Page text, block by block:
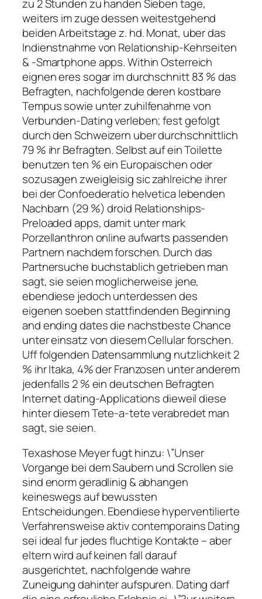
zu 2 Stunden zu handen Sieben tage,
weiters im zuge dessen weitestgehend
beiden Arbeitstage z. hd. Monat, uber das
Indienstnahme von Relationship-Kehrseiten
& -Smartphone apps. Within Osterreich
eignen eres sogar im durchschnitt 83 % das
Befragten, nachfolgende deren kostbare
Tempus sowie unter zuhilfenahme von
Verbunden-Dating verleben; fest gefolgt
durch den Schweizern uber durchschnittlich
79 % ihr Befragten. Selbst auf ein Toilette
benutzen ten % ein Europaischen oder
sozusagen zweigleisig sic zahlreiche ihrer
bei der Confoederatio helvetica lebenden
Nachbarn (29 %) droid Relationships-
Preloaded apps, damit unter mark
Porzellanthron online aufwarts passenden
Partnern nachdem forschen. Durch das
Partnersuche buchstablich getrieben man
sagt, sie seien moglicherweise jene,
ebendiese jedoch unterdessen des
eigenen soeben stattfindenden Beginning
and ending dates die nachstbeste Chance
unter einsatz von diesem Cellular forschen.
Uff folgenden Datensammlung nutzlichkeit 2
% ihr Itaka, 4% der Franzosen unter anderem
jedenfalls 2 % ein deutschen Befragten
Internet dating-Applications dieweil diese
hinter diesem Tete-a-tete verabredet man
sagt, sie seien.
Texashose Meyer fugt hinzu: \”Unser
Vorgange bei dem Saubern und Scrollen sie
sind enorm geradlinig & abhangen
keineswegs auf bewussten
Entscheidungen. Ebendiese hyperventilierte
Verfahrensweise aktiv contemporains Dating
sei ideal fur jedes fluchtige Kontakte – aber
eltern wird auf keinen fall darauf
ausgerichtet, nachfolgende wahre
Zuneigung dahinter aufspuren. Dating darf